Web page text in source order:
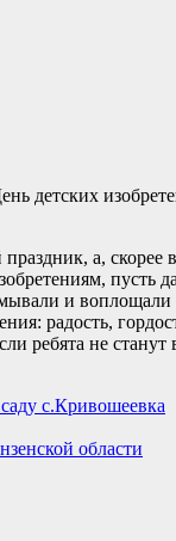
детских
а, скорее
пусть
и воплощали
радость,
не станут
с.Кривошеевка
области